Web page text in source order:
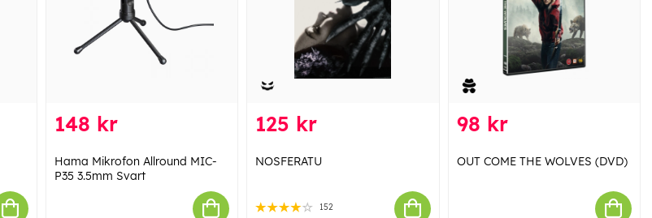
148 kr
Hama Mikrofon Allround MIC-
P35 3.5mm Svart
125 kr
NOSFERATU
152
98 kr
OUT COME THE WOLVES (DVD)